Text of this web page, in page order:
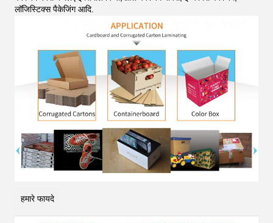
लॉजिस्टिक्स पैकेजिंग आदि
हमारे फायदे